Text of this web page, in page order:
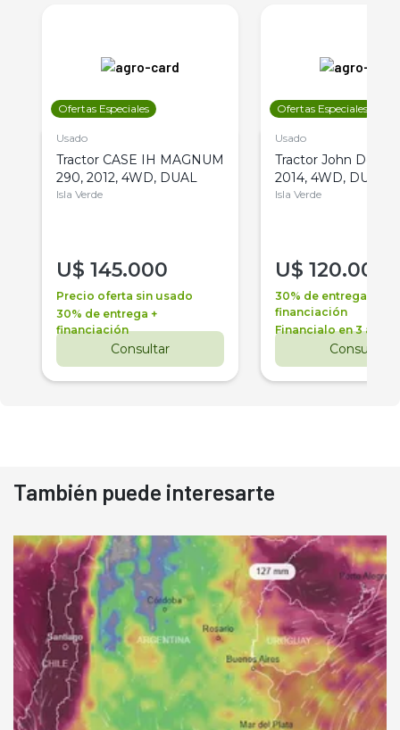
Ofertas Especiales
Usado
Tractor CASE IH MAGNUM
290, 2012, 4WD, DUAL
Isla Verde
U$ 145.000
Precio oferta sin usado
30% de entrega +
financiación
Consultar
Ofertas Especiales
Usado
Tractor John Deere
2014, 4WD, DUAL
Isla Verde
U$ 120.000
30% de entrega +
financiación
Financialo en 3 años
Consultar
También puede interesarte